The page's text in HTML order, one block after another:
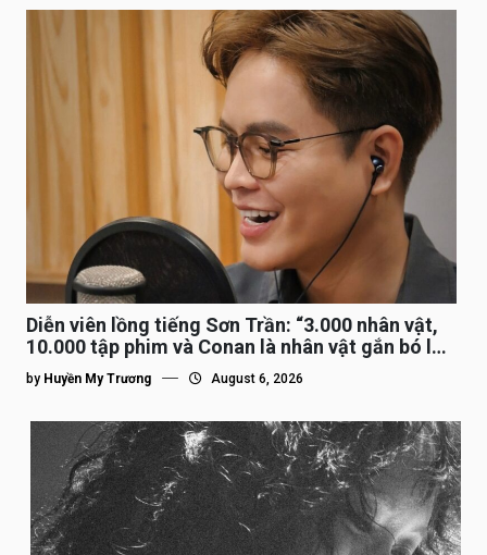
Diễn viên lồng tiếng Sơn Trần: “3.000 nhân vật,
10.000 tập phim và Conan là nhân vật gắn bó lâu
nhất”
by Huyền My Trương August 6, 2026